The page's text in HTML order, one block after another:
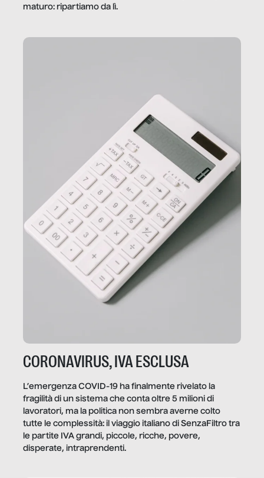
maturo: ripartiamo da lì.
CORONAVIRUS, IVA ESCLUSA
L’emergenza COVID-19 ha finalmente rivelato la
fragilità di un sistema che conta oltre 5 milioni di
lavoratori, ma la politica non sembra averne colto
tutte le complessità: il viaggio italiano di SenzaFiltro tra
le partite IVA grandi, piccole, ricche, povere,
disperate, intraprendenti.